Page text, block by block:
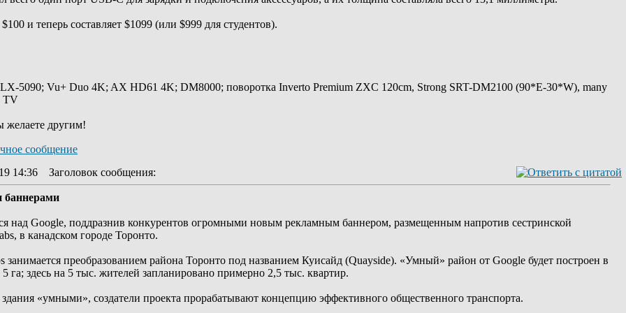
и теперь составляет $1099 (или $999 для студентов).
5090; Vu+ Duo 4K; AX HD61 4K; DM8000; поворотка Inverto Premium ZXC 120cm, Strong SRT-DM2100 (90*E-30*W), many
TV
желаете другим!
14:36 Заголовок сообщения:
баннерами
над Google, поддразнив конкурентов огромными новым рекламным баннером, размещенным напротив сестринской
в канадском городе Торонто.
преобразованием района Торонто под названием Куисайд (Quayside). «Умный» район от Google будет построен в
га; здесь на 5 тыс. жителей запланировано примерно 2,5 тыс. квартир.
«умными», создатели проекта прорабатывают концепцию эффективного общественного транспорта.